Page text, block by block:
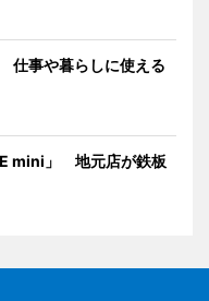
仕事や暮らしに使える
mini」 地元店が鉄板